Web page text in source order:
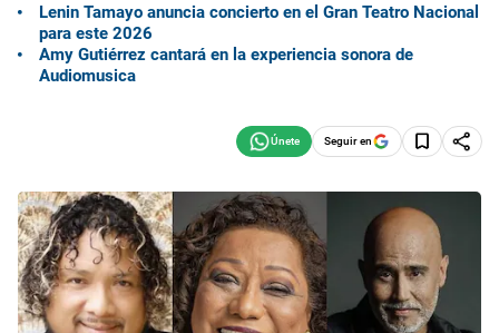
Lenin Tamayo anuncia concierto en el Gran Teatro Nacional
para este 2026
Amy Gutiérrez cantará en la experiencia sonora de
Audiomusica
Seguir en